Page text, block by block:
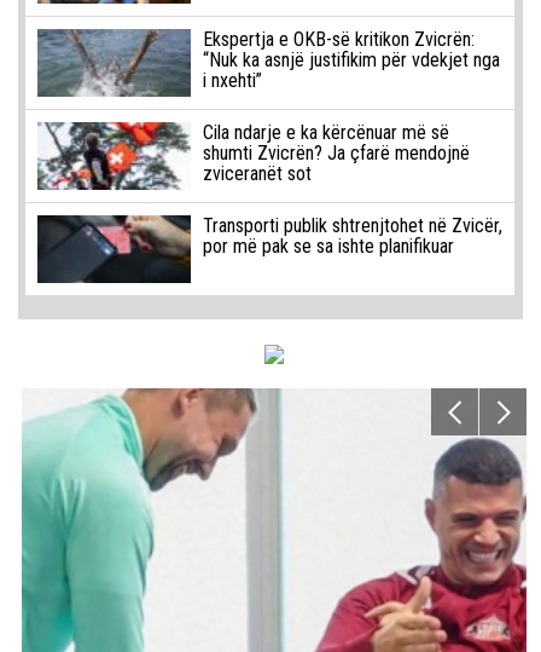
Ekspertja e OKB-së kritikon Zvicrën:
“Nuk ka asnjë justifikim për vdekjet nga
i nxehti”
Cila ndarje e ka kërcënuar më së
shumti Zvicrën? Ja çfarë mendojnë
zviceranët sot
Transporti publik shtrenjtohet në Zvicër,
por më pak se sa ishte planifikuar